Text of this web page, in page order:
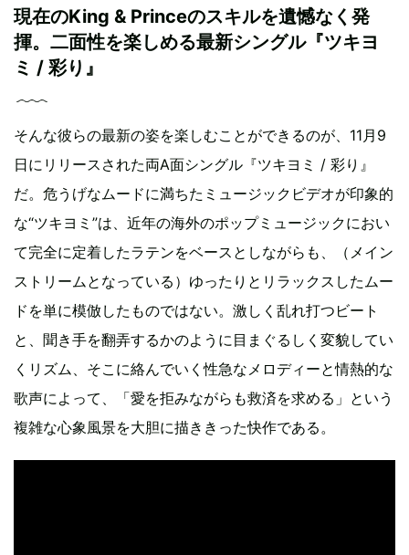
現在のKing & Princeのスキルを遺憾なく発
揮。二面性を楽しめる最新シングル『ツキヨ
ミ / 彩り』
そんな彼らの最新の姿を楽しむことができるのが、11月9
日にリリースされた両A面シングル『ツキヨミ / 彩り』
だ。危うげなムードに満ちたミュージックビデオが印象的
な“ツキヨミ”は、近年の海外のポップミュージックにおい
て完全に定着したラテンをベースとしながらも、（メイン
ストリームとなっている）ゆったりとリラックスしたムー
ドを単に模倣したものではない。激しく乱れ打つビート
と、聞き手を翻弄するかのように目まぐるしく変貌してい
くリズム、そこに絡んでいく性急なメロディーと情熱的な
歌声によって、「愛を拒みながらも救済を求める」という
複雑な心象風景を大胆に描ききった快作である。